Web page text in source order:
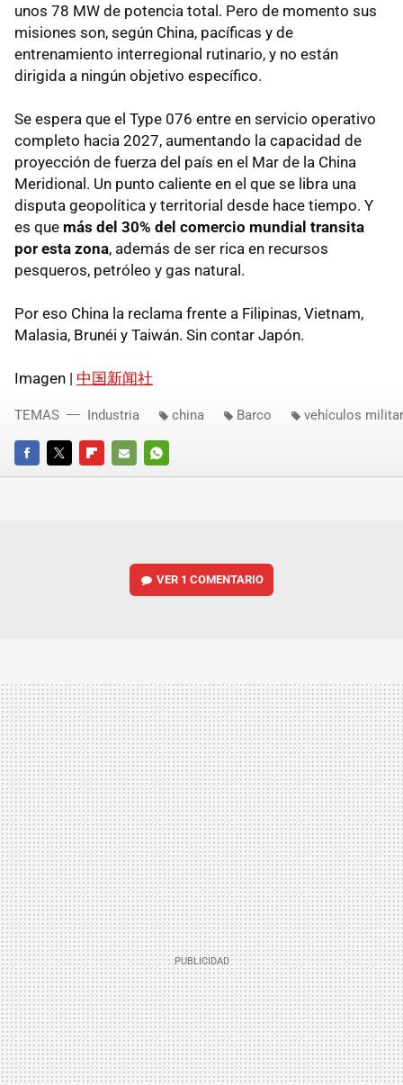
unos 78 MW de potencia total. Pero de momento sus
misiones son, según China, pacíficas y de
entrenamiento interregional rutinario, y no están
dirigida a ningún objetivo específico.
Se espera que el Type 076 entre en servicio operativo
completo hacia 2027, aumentando la capacidad de
proyección de fuerza del país en el Mar de la China
Meridional. Un punto caliente en el que se libra una
disputa geopolítica y territorial desde hace tiempo. Y
es que más del 30% del comercio mundial transita
por esta zona, además de ser rica en recursos
pesqueros, petróleo y gas natural.
Por eso China la reclama frente a Filipinas, Vietnam,
Malasia, Brunéi y Taiwán. Sin contar Japón.
Imagen | 中国新闻社
FACEBOOKTWITTERFLIPBOARD
E-
WHATSAPP
TEMAS Industria china Barco vehículos
VER 1 COMENTARIO